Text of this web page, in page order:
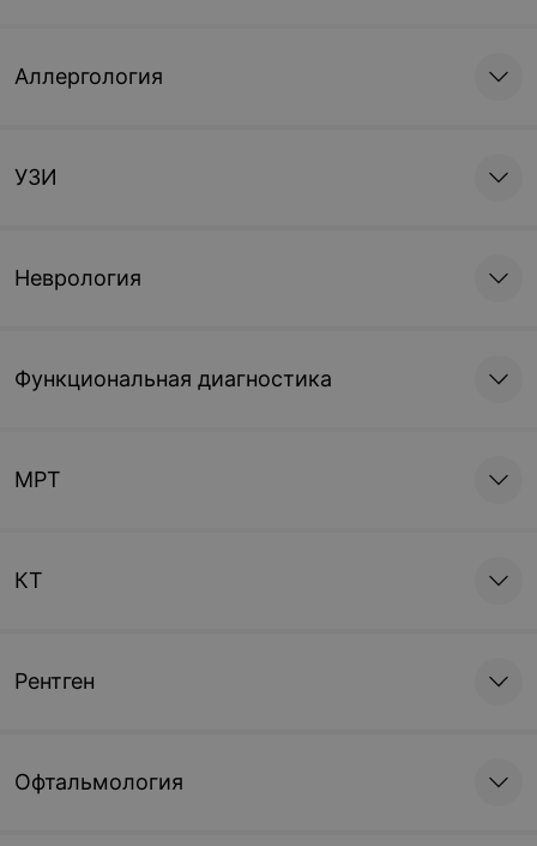
Аллергология
УЗИ
Неврология
Функциональная диагностика
МРТ
КТ
Рентген
Офтальмология